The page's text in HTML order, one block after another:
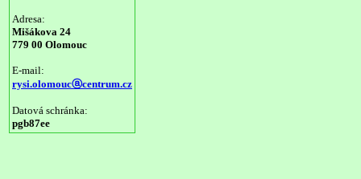
Adresa:
Mišákova 24
779 00 Olomouc
E-mail:
rysi.olomoucⓐcentrum.cz
Datová schránka:
pgb87ee